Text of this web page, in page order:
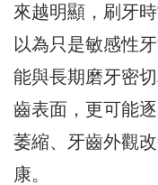
來越明顯， 刷牙
以為只是敏感性
能與長期磨牙密
齒表面， 更可能
萎縮、牙齒外觀改
康。